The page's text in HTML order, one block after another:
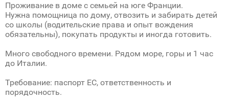
Проживание в доме с семьей на юге Франции.
Нужна помощница по дому, отвозить и забирать детей
со школы (водительские права и опыт вождения
обязательны), покупать продукты и иногда готовить.
Много свободного времени. Рядом море, горы и 1 час
до Италии.
Требование: паспорт ЕС, ответственность и
порядочность.